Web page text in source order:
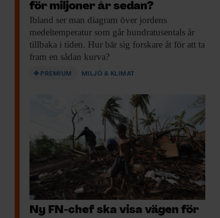
för miljoner år sedan?
Ibland ser man diagram över jordens
medeltemperatur som går hundratusentals år
tillbaka i tiden. Hur bär sig forskare åt för att ta
fram en sådan kurva?
PREMIUM MILJÖ & KLIMAT
Ny FN-chef ska visa vägen för